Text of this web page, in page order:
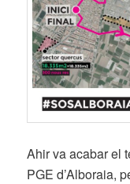
Ahir va acabar el
PGE d’Alboraia,